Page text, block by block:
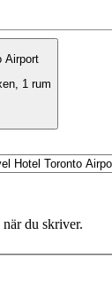
Airport
aug | 1 vuxen, 1 rum
när du skriver.